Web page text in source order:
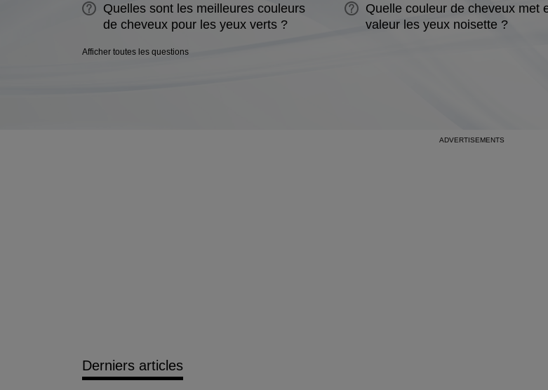
Quelles sont les meilleures couleurs
de cheveux pour les yeux verts ?
Quelle couleur de cheveux met
valeur les yeux noisette ?
Afficher toutes les questions
Derniers articles